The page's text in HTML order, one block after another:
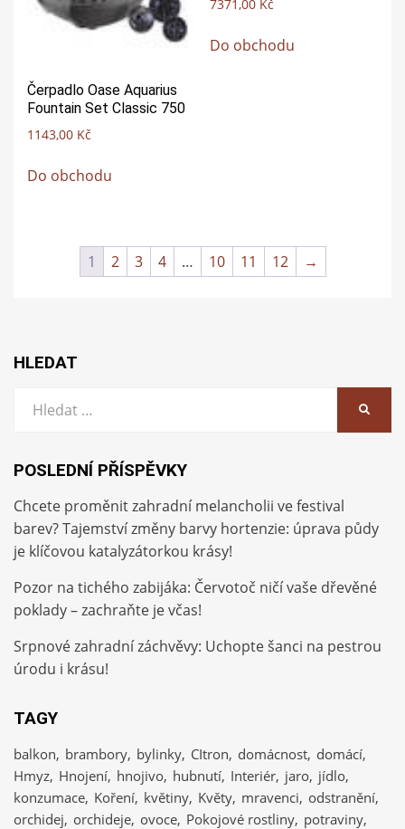
Čerpadlo Oase Aquarius
Fountain Set Classic 750
1143,00 Kč
Do obchodu
7371,00 Kč
Do obchodu
1 2 3 4 … 10 11 12 →
HLEDAT
POSLEDNÍ PŘÍSPĚVKY
Chcete proměnit zahradní melancholii ve festival
barev? Tajemství změny barvy hortenzie: úprava půdy
je klíčovou katalyzátorkou krásy!
Pozor na tichého zabijáka: Červotoč ničí vaše dřevěné
poklady – zachraňte je včas!
Srpnové zahradní záchvěvy: Uchopte šanci na pestrou
úrodu i krásu!
TAGY
balkon brambory bylinky CItron domácnost domácí
Hmyz Hnojení hnojivo hubnutí Interiér jaro jídlo
konzumace Koření květiny Květy mravenci odstranění
orchidej orchideje ovoce Pokojové rostliny potraviny